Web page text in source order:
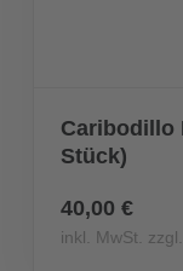
Caribodillo
Stück)
40,00 €
inkl. MwSt.